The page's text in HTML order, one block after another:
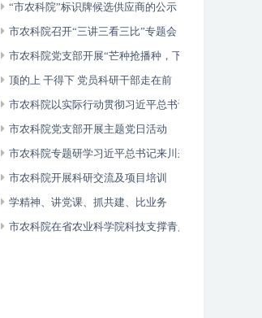
“市农科院”标识牌候选供应商的公示
市农科院召开“三讲三看三比”专题会
市农科院党支部开展“芒种抢播种，下地学
先进”主题党日活动
顶的上 干得下 党员科研干部走在前
市农科院以实际行动贯彻习近平总书记来广
视察重要指示精神
市农科院党支部开展主题党日活动
市农科院专题研学习近平总书记来川来广视
察重要指示精神
市农科院开展科研交流及项目培训
学精神、讲党课、抓共建、比业务
市农科院在省农业科学院科技支撑青川县现